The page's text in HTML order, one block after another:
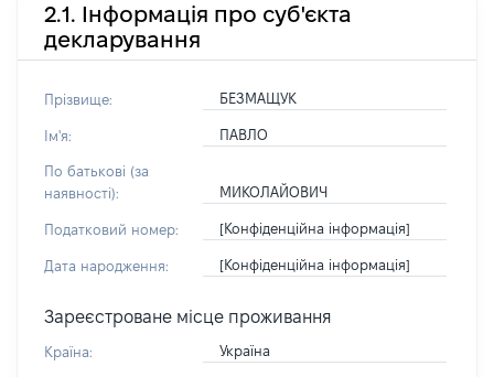
2.1. Інформація про суб'єкта
декларування
Прізвище: БЕЗМАЩУК
Ім'я: ПАВЛО
По батькові (за
наявності):
МИКОЛАЙОВИЧ
Податковий номер: [Конфіденційна інформація]
Дата народження: [Конфіденційна інформація]
Зареєстроване місце проживання
Країна: Україна